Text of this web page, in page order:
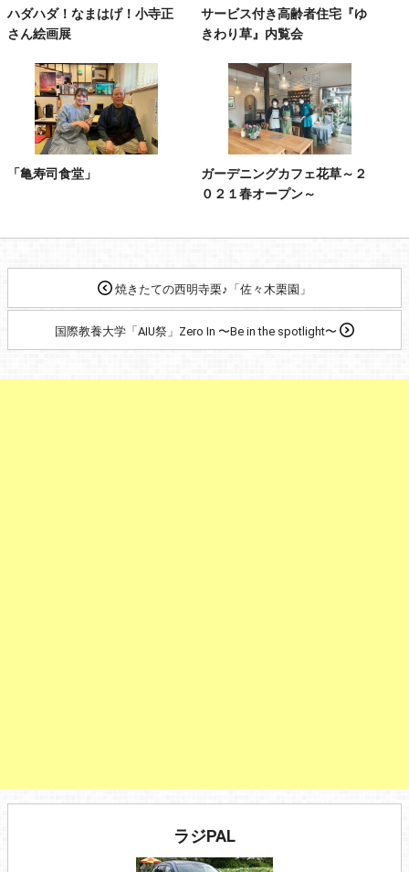
ハダハダ！なまはげ！小寺正
さん絵画展
サービス付き高齢者住宅『ゆ
きわり草』内覧会
「亀寿司食堂」
ガーデニングカフェ花草～２
０２１春オープン～
焼きたての西明寺栗♪「佐々木栗園」
国際教養大学「AIU祭」Zero In 〜Be in the spotlight〜
ラジPAL